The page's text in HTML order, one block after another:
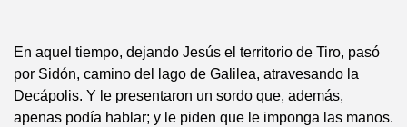
En aquel tiempo, dejando Jesús el territorio de Tiro, pasó
por Sidón, camino del lago de Galilea, atravesando la
Decápolis. Y le presentaron un sordo que, además,
apenas podía hablar; y le piden que le imponga las manos.